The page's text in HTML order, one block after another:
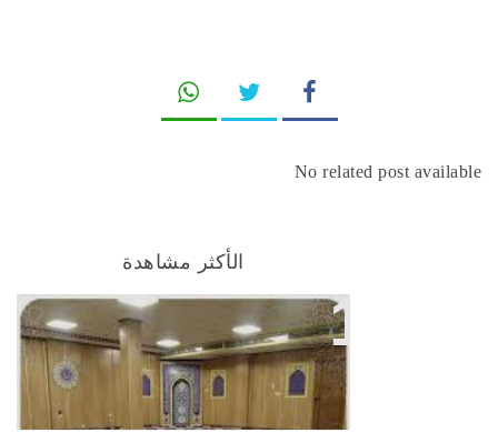
No related post available
الأكثر مشاهدة
أفضل شركة لبيع السجاد للمساجد
بشمال الرياض